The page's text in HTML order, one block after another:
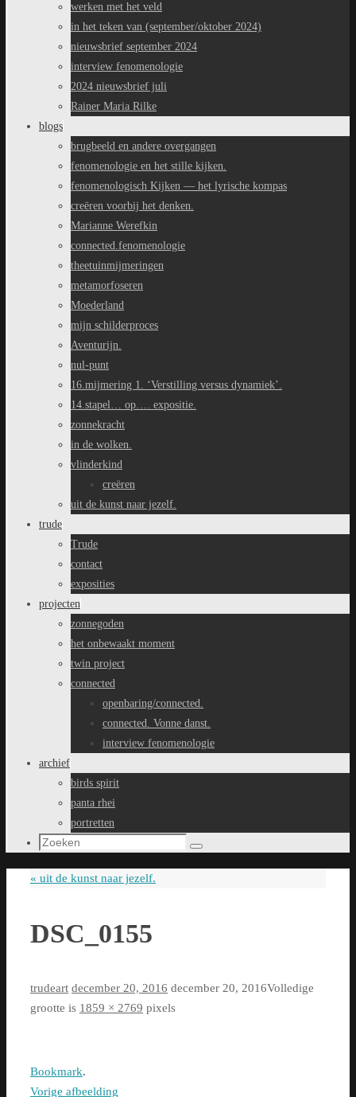
werken met het veld
in het teken van (september/oktober 2024)
nieuwsbrief september 2024
interview fenomenologie
2024 nieuwsbrief juli
Rainer Maria Rilke
blogs
brugbeeld en andere overgangen
fenomenologie en het stille kijken.
fenomenologisch Kijken — het lyrische kompas
creëren voorbij het denken.
Marianne Werefkin
connected.fenomenologie
theetuinmijmeringen
metamorfoseren
Moederland
mijn schilderproces
Aventurijn.
nul-punt
16.mijmering 1. ‘Verstilling versus dynamiek’.
14.stapel… op…. expositie.
zonnekracht
in de wolken.
vlinderkind
creëren
uit de kunst naar jezelf.
trude
Trude
contact
exposities
projecten
zonnegoden
het onbewaakt moment
twin project
connected
openbaring/connected.
connected. Vonne danst.
interview fenomenologie
archief
birds spirit
panta rhei
portretten
Zoeken
Zoeken
« uit de kunst naar jezelf.
DSC_0155
trudeart december 20, 2016 december 20, 2016Volledige
grootte is 1859 × 2769 pixels
Bookmark.
Vorige afbeelding